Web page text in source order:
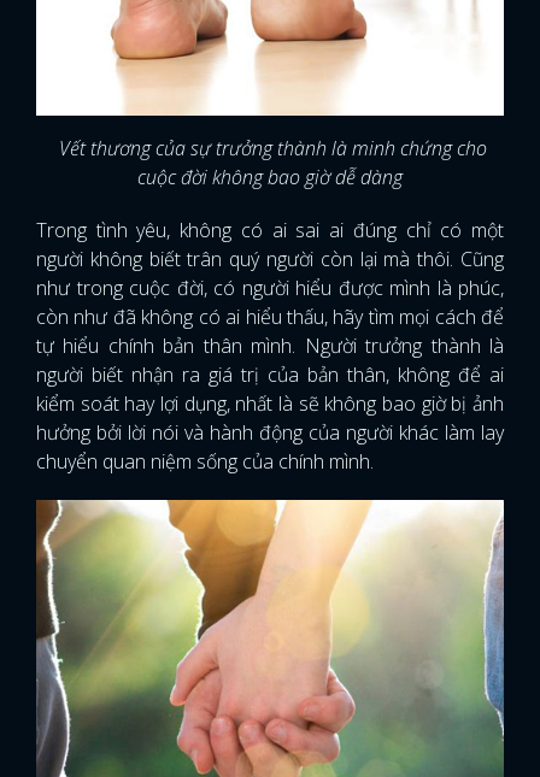
Vết thương của sự trưởng thành là minh chứng cho
cuộc đời không bao giờ dễ dàng
Trong tình yêu, không có ai sai ai đúng chỉ có một
người không biết trân quý người còn lại mà thôi. Cũng
như trong cuộc đời, có người hiểu được mình là phúc,
còn như đã không có ai hiểu thấu, hãy tìm mọi cách để
tự hiểu chính bản thân mình. Người trưởng thành là
người biết nhận ra giá trị của bản thân, không để ai
kiểm soát hay lợi dụng, nhất là sẽ không bao giờ bị ảnh
hưởng bởi lời nói và hành động của người khác làm lay
chuyển quan niệm sống của chính mình.